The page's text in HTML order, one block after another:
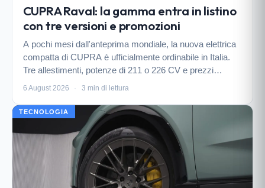
CUPRA Raval: la gamma entra in listino
con tre versioni e promozioni
A pochi mesi dall'anteprima mondiale, la nuova elettrica
compatta di CUPRA è ufficialmente ordinabile in Italia.
Tre allestimenti, potenze di 211 o 226 CV e prezzi
promozionati in partenza da 31.950 euro.
6 August 2026 · 3 min di lettura
TECNOLOGIA